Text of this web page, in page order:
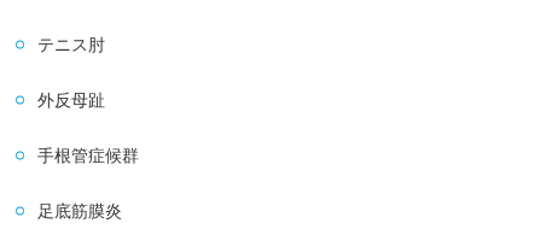
テニス肘
外反母趾
手根管症候群
足底筋膜炎